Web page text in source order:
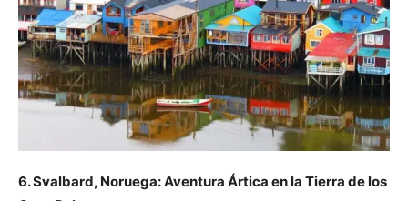
6. Svalbard, Noruega: Aventura Ártica en la Tierra de los